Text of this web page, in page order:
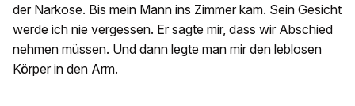
der Narkose. Bis mein Mann ins Zimmer kam. Sein Gesicht
werde ich nie vergessen. Er sagte mir, dass wir Abschied
nehmen müssen. Und dann legte man mir den leblosen
Körper in den Arm.